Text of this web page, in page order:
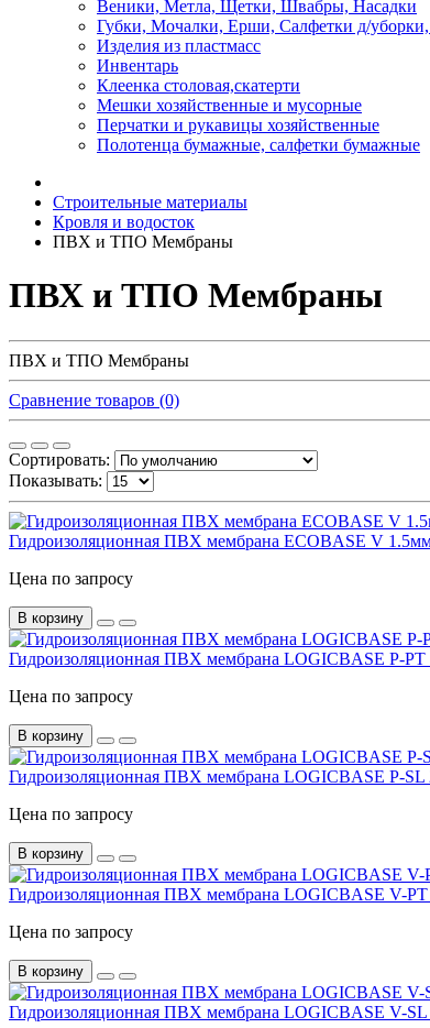
Веники, Метла, Щетки, Швабры, Насадки
Губки, Мочалки, Ерши, Салфетки д/
Изделия из пластмасс
Инвентарь
Клеенка столовая,скатерти
Мешки хозяйственные и мусорные
Перчатки и рукавицы хозяйственные
Полотенца бумажные, салфетки бумажные
Строительные материалы
Кровля и водосток
ПВХ и ТПО Мембраны
ПВХ и ТПО Мембраны
ПВХ и ТПО Мембраны
Сравнение товаров (0)
Сортировать:
Показывать:
Гидроизоляционная ПВХ мембрана ECOBASE V
Цена по запросу
В корзину
Гидроизоляционная ПВХ мембрана LOGICBASE P-
Цена по запросу
В корзину
Гидроизоляционная ПВХ мембрана LOGICBASE P-SL
Цена по запросу
В корзину
Гидроизоляционная ПВХ мембрана LOGICBASE V-
Цена по запросу
В корзину
Гидроизоляционная ПВХ мембрана LOGICBASE V-